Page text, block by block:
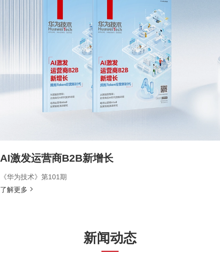
AI激发运营商B2B新增长
《华为技术》第101期
了解更多
新闻动态